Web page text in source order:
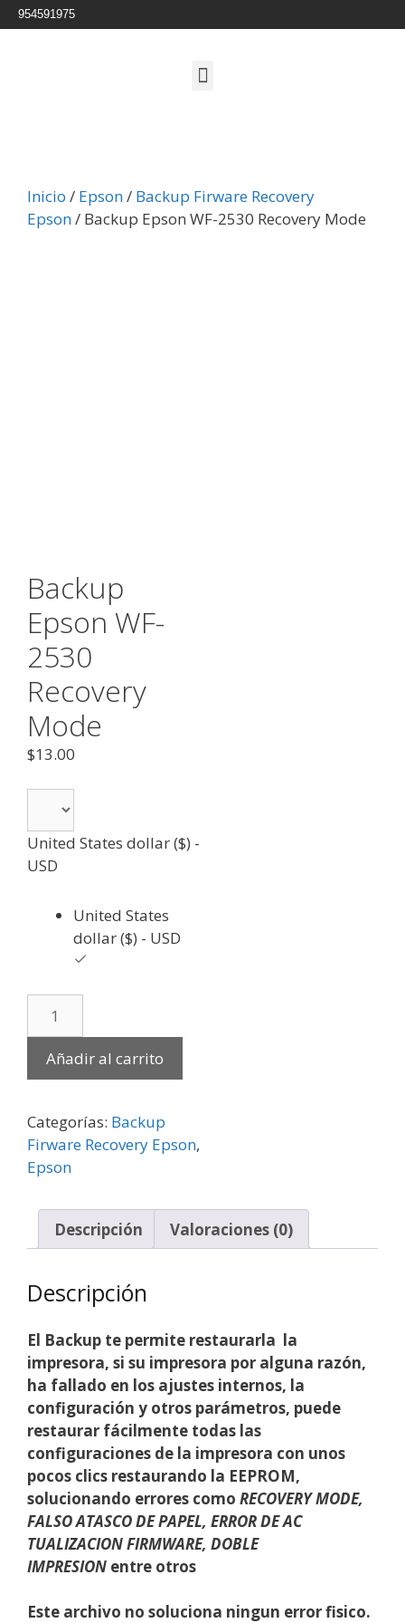
954591975
Inicio / Epson/ Backup Firware Recovery
Epson/ Backup Epson WF-2530 Recovery Mode
Backup
Epson WF-
2530
Recovery
Mode
$13.00
United States dollar ($) -
USD
United States
dollar ($) - USD
Añadir al carrito
Categorías: Backup
Firware Recovery Epson,
Epson
Descripción Valoraciones (0)
Descripción
El Backup te permite restaurarla la
impresora, si su impresora por alguna razón,
ha fallado en los ajustes internos, la
configuración y otros parámetros, puede
restaurar fácilmente todas las
configuraciones de la impresora con unos
pocos clics restaurando la EEPROM,
solucionando errores como RECOVERY MODE,
FALSO ATASCO DE PAPEL, ERROR DE AC
TUALIZACION FIRMWARE, DOBLE
IMPRESION entre otros
Este archivo no soluciona ningun error fisico.